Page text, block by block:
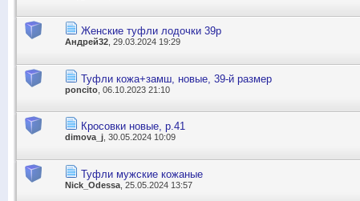
Женские туфли лодочки 39р
Андрей32 , 29.03.2024 19:29
Туфли кожа+замш, новые, 39-й размер
poncito , 06.10.2023 21:10
Кросовки новые, р.41
dimova_j , 30.05.2024 10:09
Туфли мужские кожаные
Nick_Odessa , 25.05.2024 13:57